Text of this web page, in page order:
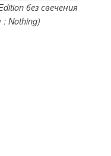
без свечения
Nothing)